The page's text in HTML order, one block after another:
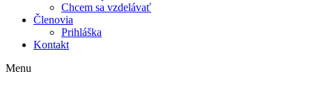
Chcem sa vzdelávať
Členovia
Prihláška
Kontakt
Menu